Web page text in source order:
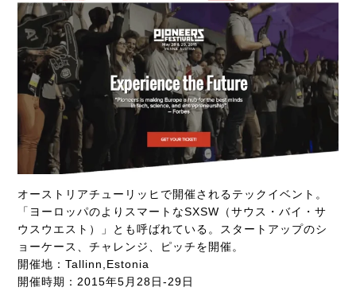
オーストリアチューリッヒで開催されるテックイベント。
「ヨーロッパのよりスマートなSXSW（サウス・バイ・サ
ウスウエスト）」とも呼ばれている。スタートアップのシ
ョーケース、チャレンジ、ピッチを開催。
開催地：Tallinn,Estonia
開催時期：2015年5月28日-29日